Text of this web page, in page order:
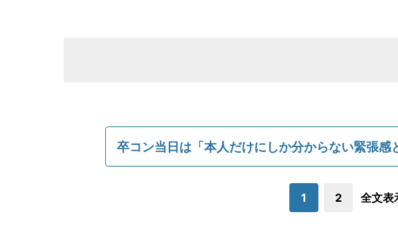
卒コン当日は「本人だけにしか分からない緊張感
1 2 全文表